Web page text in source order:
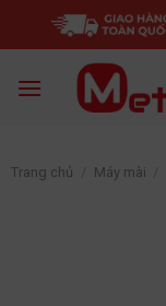
Trang chủ Máy mài